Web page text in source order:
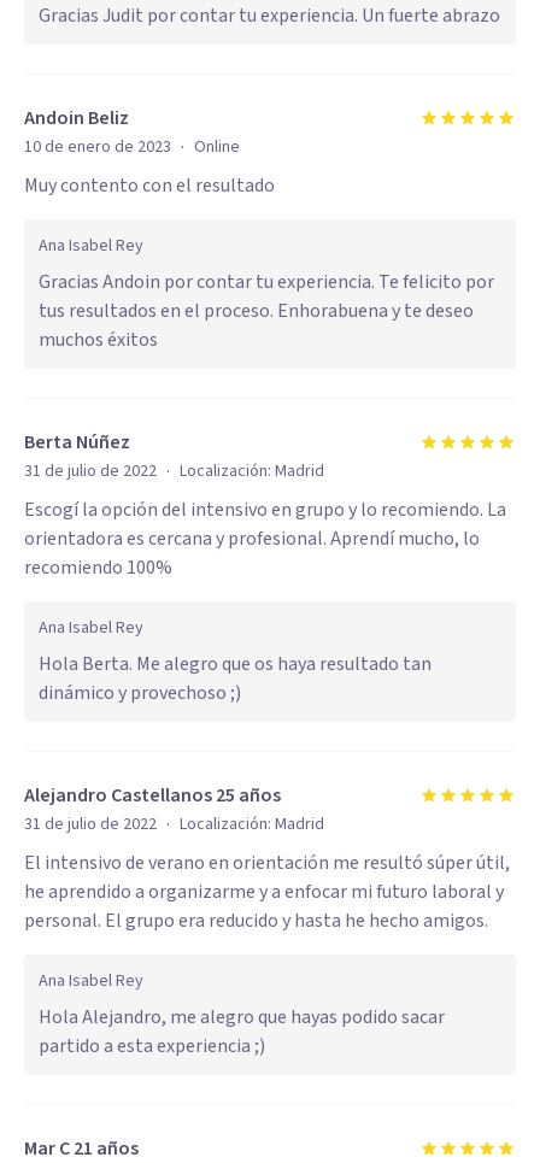
Gracias Judit por contar tu experiencia. Un fuerte abrazo
Andoin Beliz
10 de enero de 2023 · Online
Muy contento con el resultado
Ana Isabel Rey
Gracias Andoin por contar tu experiencia. Te felicito por
tus resultados en el proceso. Enhorabuena y te deseo
muchos éxitos
Berta Núñez
31 de julio de 2022 · Localización: Madrid
Escogí la opción del intensivo en grupo y lo recomiendo. La
orientadora es cercana y profesional. Aprendí mucho, lo
recomiendo 100%
Ana Isabel Rey
Hola Berta. Me alegro que os haya resultado tan
dinámico y provechoso ;)
Alejandro Castellanos 25 años
31 de julio de 2022 · Localización: Madrid
El intensivo de verano en orientación me resultó súper útil,
he aprendido a organizarme y a enfocar mi futuro laboral y
personal. El grupo era reducido y hasta he hecho amigos.
Ana Isabel Rey
Hola Alejandro, me alegro que hayas podido sacar
partido a esta experiencia ;)
Mar C 21 años